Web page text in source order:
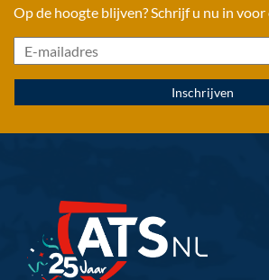
Op de hoogte blijven? Schrijf u nu in